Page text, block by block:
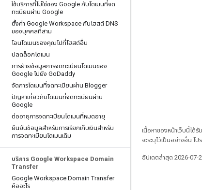
ใช้บริการที่ไม่ใช่ของ Google กับโดเมนที่จด
ทะเบียนผ่าน Google
ตั้งค่า Google Workspace กับโฮสต์ DNS
ของบุคคลที่สาม
โอนโดเมนของคุณไปที่โฮสต์อื่น
ปลดล็อกโดเมน
การย้ายข้อมูลการจดทะเบียนโดเมนของ
Google ไปยัง GoDaddy
จัดการโดเมนที่จดทะเบียนผ่าน Blogger
ปัญหาเกี่ยวกับโดเมนที่จดทะเบียนผ่าน
Google
ต่ออายุการจดทะเบียนโดเมนที่หมดอายุ
ยืนยันข้อมูลสำหรับการเรียกเก็บเงินสำหรับ
การจดทะเบียนโดเมนเดิม
บริการ Google Workspace Domain
Transfer
Google Workspace Domain Transfer
คืออะไร
เนื้อหาของหน้าเว็บนี้ได้
จะระบุไว้เป็นอย่างอื่น โ
อัปเดตล่าสุด 2026-07-